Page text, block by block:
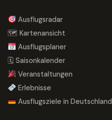
Ausflugsradar
🗺 Kartenansicht
Ausflugsplaner
🗓 Saisonkalender
Veranstaltungen
Erlebnisse
Ausflugsziele in Deutschland